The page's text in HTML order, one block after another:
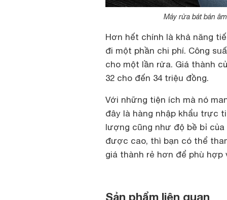
Máy rửa bát bán
Hơn hết chính là khả năng
đi một phần chi phí. Công
cho một lần rửa. Giá thành
32 cho đến 34 triệu đồng.
Với những tiện ích mà nó
đây là hàng nhập khẩu trực
lượng cũng như độ bề bỉ của
được cao, thì bạn có thể
giá thành rẻ hơn để phù hợp
Sản phẩm liên quan